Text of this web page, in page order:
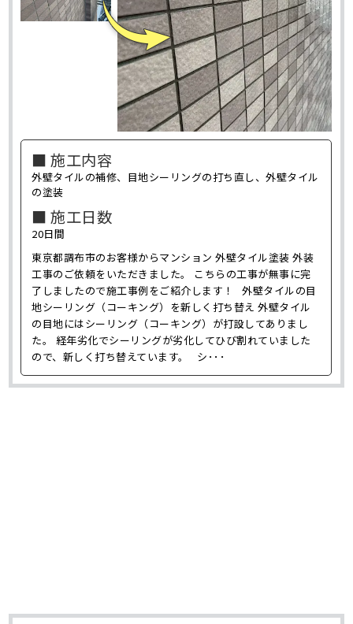
■ 施工内容
外壁タイルの補修、目地シーリングの打ち直し、外壁タイル
の塗装
■ 施工日数
20日間
東京都調布市のお客様からマンション 外壁タイル塗装 外装
工事のご依頼をいただきました。 こちらの工事が無事に完
了しましたので施工事例をご紹介します！ 外壁タイルの目
地シーリング（コーキング）を新しく打ち替え 外壁タイル
の目地にはシーリング（コーキング）が打設してありまし
た。 経年劣化でシーリングが劣化してひび割れていました
ので、新しく打ち替えています。 シ･･･